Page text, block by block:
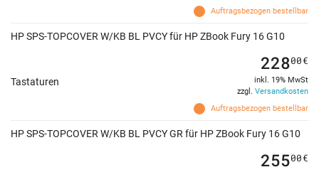
Auftragsbezogen bestellbar
HP SPS-TOPCOVER W/KB BL PVCY für HP ZBook Fury 16 G10
Tastaturen
Auftragsbezogen bestellbar
22800€
inkl. 19% MwSt
zzgl. Versandkosten
HP SPS-TOPCOVER W/KB BL PVCY GR für HP ZBook Fury 16 G10
25500€